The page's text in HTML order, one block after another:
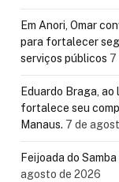
Em Anori, Omar
para fortalecer
serviços públicos 7
Eduardo Braga,
fortalece seu
Manaus. 7 de
Feijoada do
agosto de 2026